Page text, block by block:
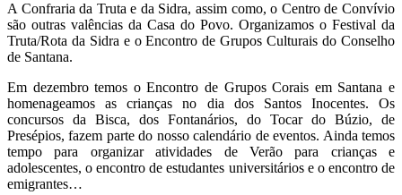
A Confraria da Truta e da Sidra, assim como, o Centro de Convívio
são outras valências da Casa do Povo. Organizamos o Festival da
Truta/Rota da Sidra e o Encontro de Grupos Culturais do Conselho
de Santana.
Em dezembro temos o Encontro de Grupos Corais em Santana e
homenageamos as crianças no dia dos Santos Inocentes. Os
concursos da Bisca, dos Fontanários, do Tocar do Búzio, de
Presépios, fazem parte do nosso calendário de eventos. Ainda temos
tempo para organizar atividades de Verão para crianças e
adolescentes, o encontro de estudantes universitários e o encontro de
emigrantes…